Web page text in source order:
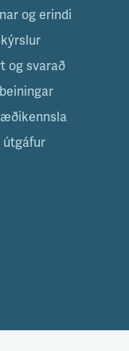
og erindi
og svarað
útgáfur